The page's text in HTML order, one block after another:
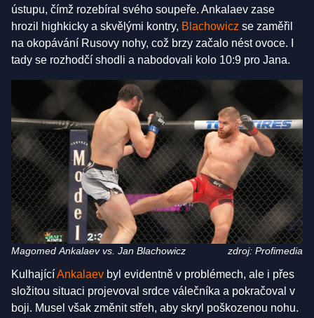
ústupu, čímž rozebíral svého soupeře. Ankalaev zase
hrozil highkicky a skvělými kontry, Blachowicz se zaměřil
na okopávání Rusovy nohy, což brzy začalo nést ovoce. I
tady se rozhodčí shodli a nabodovali kolo 10:9 pro Jana.
Magomed Ankalaev vs. Jan Blachowicz zdroj: Profimedia
KulhajícíAnkalaev byl evidentně v problémech, ale i přes
složitou situaci projevoval srdce válečníka a pokračoval v
boji. Musel však změnit střeh, aby skryl poškozenou nohu.